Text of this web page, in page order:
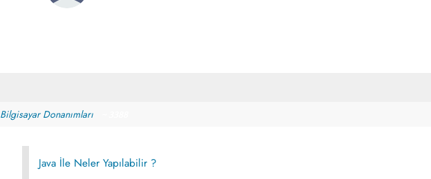
Bilgisayar Donanımları
Java İle Neler Yapılabilir ?